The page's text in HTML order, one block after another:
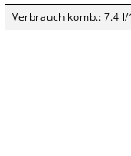
Verbrauch komb.: 7.4